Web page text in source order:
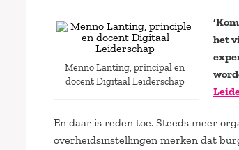
Menno Lanting, principal en
docent Digitaal Leiderschap
het
En daar is reden toe. Steeds meer
overheidsinstellingen merken dat